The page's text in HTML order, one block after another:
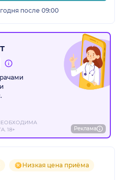
после 09:00
18+
Реклама
Низкая цена приёма